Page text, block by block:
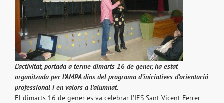
L’activitat, portada a terme dimarts 16 de gener, ha estat
organitzada per l’AMPA dins del programa d’iniciatives d’orientació
professional i en valors a l’alumnat.
El dimarts 16 de gener es va celebrar l’IES Sant Vicent Ferrer